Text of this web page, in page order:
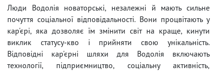
Люди Водолія новаторські, незалежні й мають сильне
почуття соціальної відповідальності. Вони процвітають у
кар'єрі, яка дозволяє їм змінити світ на краще, кинути
виклик статусу-кво і прийняти свою унікальність.
Відповідні кар'єрні шляхи для Водолія включають
технології, підприємництво, соціальну активність,